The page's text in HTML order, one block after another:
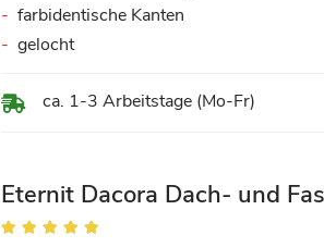
ca. 1-3 Arbeitstage (Mo-Fr)
farbidentische Kanten
gelocht
Eternit Dacora Dach- und
Bewertung: